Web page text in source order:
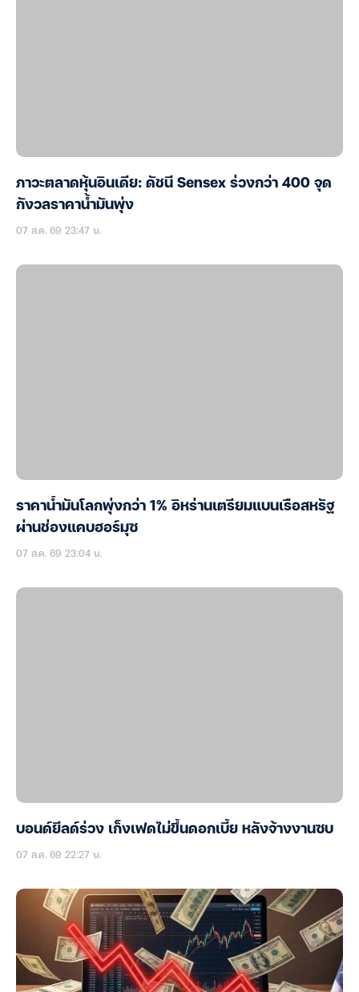
ภาวะตลาดหุ้นอินเดีย: ดัชนี Sensex ร่วงกว่า 400 จุด
กังวลราคาน้ำมันพุ่ง
07 ส.ค. 69 23:47 น.
ราคาน้ำมันโลกพุ่งกว่า 1% อิหร่านเตรียมแบนเรือสหรัฐ
ผ่านช่องแคบฮอร์มุซ
07 ส.ค. 69 23:04 น.
บอนด์ยีลด์ร่วง เก็งเฟดไม่ขึ้นดอกเบี้ย หลังจ้างงานซบ
07 ส.ค. 69 22:27 น.